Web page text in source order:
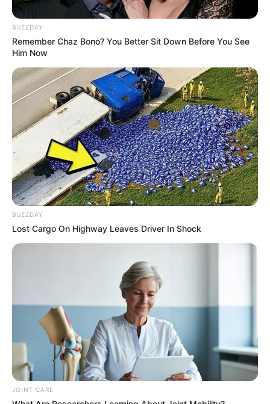
Remember The Justin Timberlake Moment That
BRAINBERRIES
Iconic '90s Entertainment Couples We'll Never Forget
เพื่อการนำเสนอเนื้อหาที่ดี รวมถึงการจัดการข้อมูลส่วนบุคคล เพื่อให้คุณได้รับ
ประสบการณ์ที่ดีบนบริการของเว็บไซต์เรา หากคุณใช้บริการเว็บไซต์นี้ต่อไปโดย
ไม่มีการปรับตั้งค่าใดๆนั้น แสดงว่าคุณยอมรับนโยบายคุกกี้และนโยบายส่วน
บุคคลของเรา
ยอมรับ เรียนรู้เพิ่มเติม
BUZZDAY
Remember Chaz Bono? You Better Sit Down Before You See
Him Now
BUZZDAY
Lost Cargo On Highway Leaves Driver In Shock
JOINT CARE